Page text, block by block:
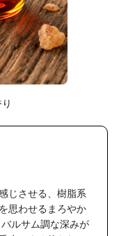
じさせる、樹脂系
思わせるまろやか
ルサム調な深みが